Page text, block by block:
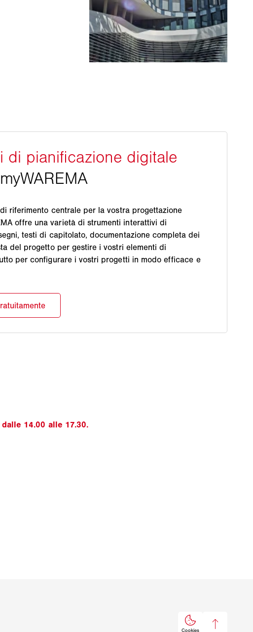
riferimento centrale per la vostra progettazione
offre una varietà di strumenti interattivi di
testi di capitolato, documentazione completa dei
del progetto per gestire i vostri elementi di
per configurare i vostri progetti in modo efficace e